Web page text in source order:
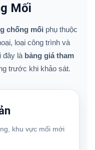
Mối
chống mối phụ thuộc
loại công trình và
đây là bảng giá tham
trước khi khảo sát.
khu vực mối mới